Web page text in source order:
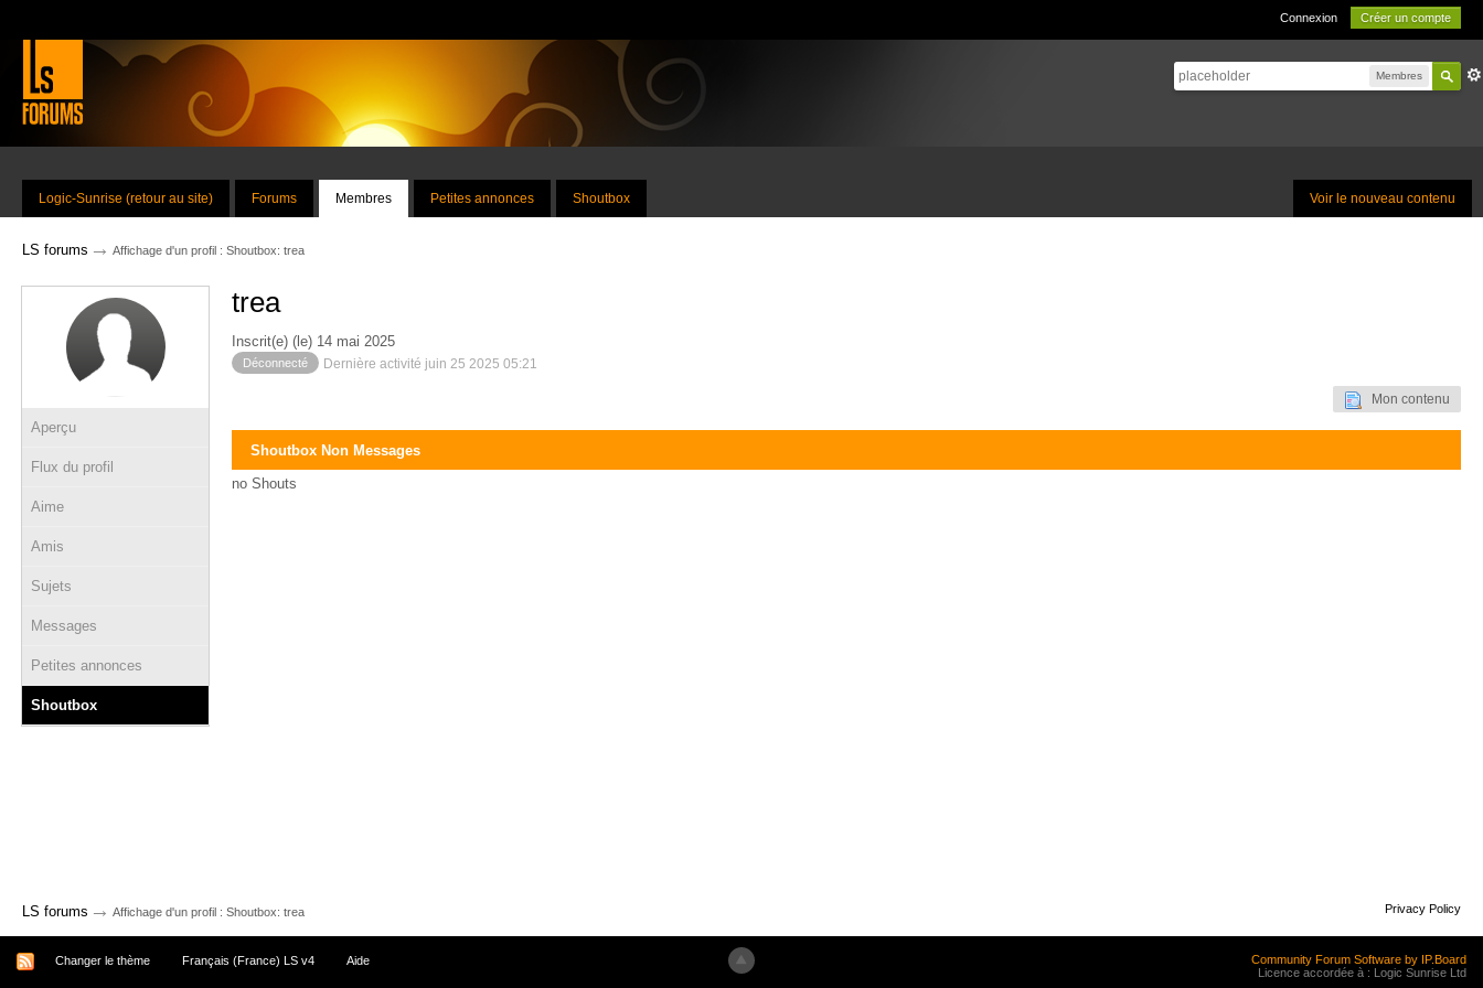
Connexion Créer un compte
Membres
Voir le nouveau contenu
Logic-Sunrise (retour au site) Forums Membres Petites annonces Shoutbox
LS forums → Affichage d'un profil : Shoutbox: trea
Aperçu
Flux du profil
Aime
Amis
Sujets
Messages
Petites annonces
Shoutbox
trea
Inscrit(e) (le) 14 mai 2025
Déconnecté Dernière activité juin 25 2025 05:21
Mon contenu
Shoutbox Non Messages
no Shouts
LS forums → Affichage d'un profil : Shoutbox: trea Privacy Policy
Changer le thème Français (France) LS v4 Aide
Community Forum Software by IP.Board
Licence accordée à : Logic Sunrise Ltd